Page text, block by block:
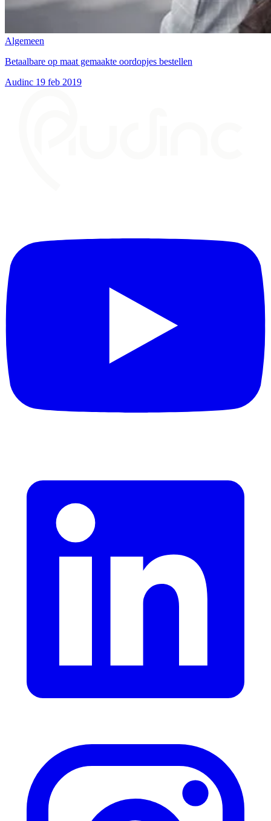
Algemeen
Betaalbare op maat gemaakte oordopjes bestellen
Audinc 19 feb 2019